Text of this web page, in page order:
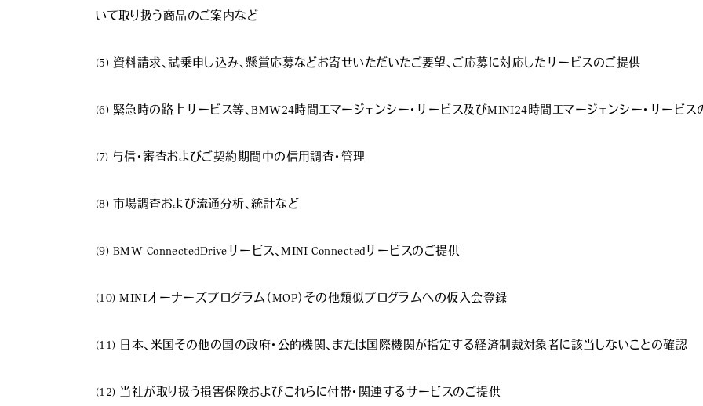
いて取り扱う商品のご案内など
(5) 資料請求、試乗申し込み、懸賞応募などお寄せいただいたご要望、ご応募に対応したサービスのご提供
(6) 緊急時の路上サービス等、BMW24時間エマージェンシー・サービス及びMINI24時間エマージェンシー・サービス
(7) 与信・審査およびご契約期間中の信用調査・管理
(8) 市場調査および流通分析、統計など
(9) BMW ConnectedDriveサービス、MINI Connectedサービスのご提供
(10) MINIオーナーズプログラム（MOP）その他類似プログラムへの仮入会登録
(11) 日本、米国その他の国の政府・公的機関、または国際機関が指定する経済制裁対象者に該当しないことの確認
(12) 当社が取り扱う損害保険およびこれらに付帯・関連するサービスのご提供